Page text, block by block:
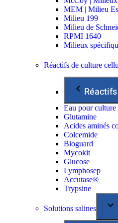
MEM | Milieu
Milieu 199
Milieu de
RPMI 1640
Milieux
Réactifs de culture
Eau pour
Glutamine
Acides aminés
Colcemide
Bioguard
Mycokit
Glucose
Lymphosep
Accutase®
Trypsine
Solutions salines